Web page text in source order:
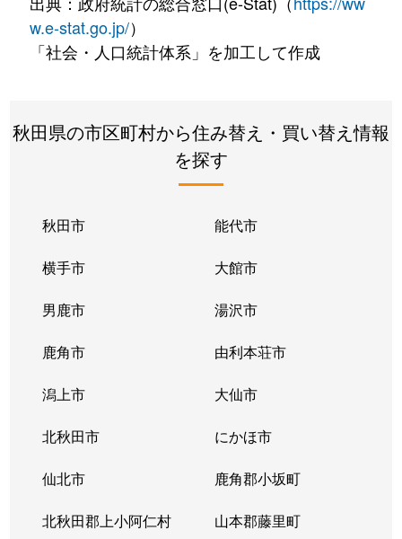
w.e-stat.go.jp/）
「社会・人口統計体系」を加工して作成
秋田県の市区町村から住み替え・買い替え情報
を探す
秋田市 能代市
横手市 大館市
男鹿市 湯沢市
鹿角市 由利本荘市
潟上市 大仙市
北秋田市 にかほ市
仙北市 鹿角郡小坂町
北秋田郡上小阿仁村 山本郡藤里町